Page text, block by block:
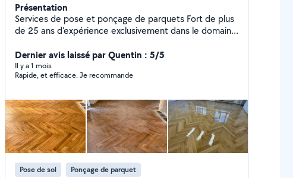
Présentation
Services de pose et ponçage de parquets Fort de plus
de 25 ans d'expérience exclusivement dans le domaine
impeccable. Pour le ponçage, nous disposons de
machines professionnelles de haute qualité et
n'utilisons que des produits de premier choix pour
qualifiés pour la pose de tous types de parquets : Point
de Hongrie, Bâton Rompu, Stratifié et bien d'autres.
Pour plus de renseignements n'hésitez pas à nous
contacter, ou pour voir nos réalisations je vous invite
sur Instagram : Misini_parquet
Dernier avis laissé par Quentin : 5/5
Il y a 1 mois
Rapide, et efficace. Je recommande
Pose de sol Ponçage de parquet